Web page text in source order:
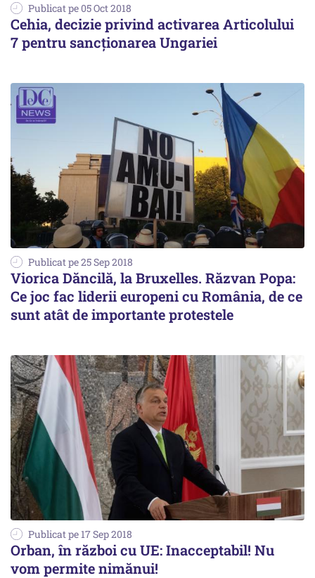
Publicat pe 05 Oct 2018
Cehia, decizie privind activarea Articolului
7 pentru sancționarea Ungariei
Publicat pe 25 Sep 2018
Viorica Dăncilă, la Bruxelles. Răzvan Popa:
Ce joc fac liderii europeni cu România, de ce
sunt atât de importante protestele
Publicat pe 17 Sep 2018
Orban, în război cu UE: Inacceptabil! Nu
vom permite nimănui!